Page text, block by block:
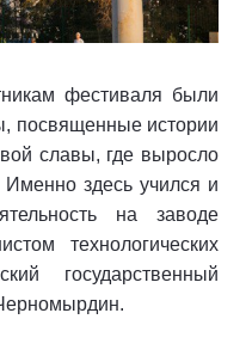
фестиваля были
посвященные истории
славы, где выросло
здесь учился и
на заводе
технологических
государственный